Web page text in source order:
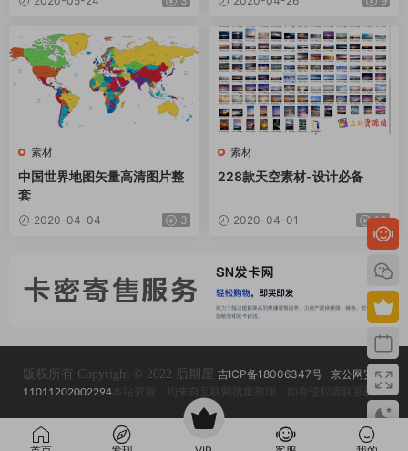
素材
中国世界地图矢量高清图片整
套
2020-04-04 3
素材
228款天空素材-设计必备
2020-04-01 10
版权所有 Copyright © 2022 后期屋 吉ICP备18006347号
京公网安备
11011202002294 本站资源，均来自互联网搜集整理，如有侵权请联系删除